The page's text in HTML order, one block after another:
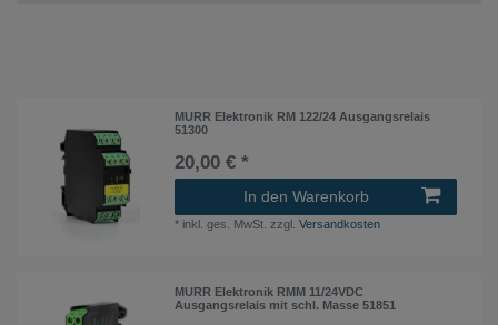
MURR Elektronik RM 122/24 Ausgangsrelais
51300
20,00 € *
In den Warenkorb
* inkl. ges. MwSt. zzgl.Versandkosten
MURR Elektronik RMM 11/24VDC
Ausgangsrelais mit schl. Masse 51851